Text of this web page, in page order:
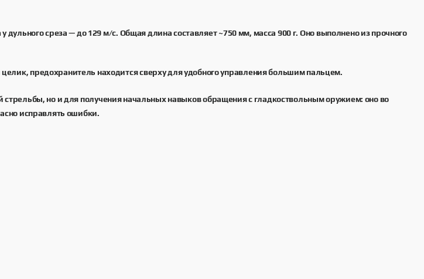
среза — до 129 м/с. Общая длина составляет ~750 мм, масса 900 г. Оно выполнено из прочного
предохранитель находится сверху для удобного управления большим пальцем.
стрельбы, но и для получения начальных навыков обращения с гладкоствольным оружием: оно во
исправлять ошибки.